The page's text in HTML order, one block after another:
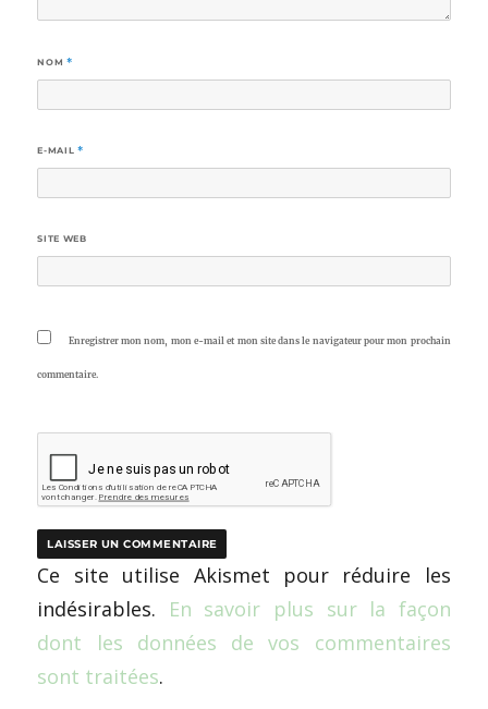
NOM *
E-MAIL *
SITE WEB
Enregistrer mon nom, mon e-mail et mon site dans le navigateur pour mon prochain
commentaire.
Ce site utilise Akismet pour réduire les
indésirables. En savoir plus sur la façon
dont les données de vos commentaires
sont traitées.